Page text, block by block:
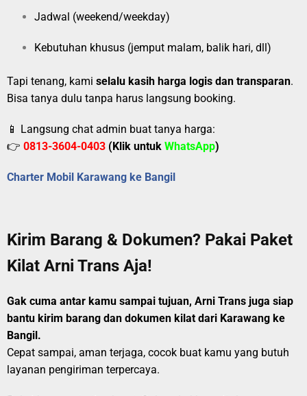
Jadwal (weekend/weekday)
Kebutuhan khusus (jemput malam, balik hari, dll)
Tapi tenang, kami selalu kasih harga logis dan transparan.
Bisa tanya dulu tanpa harus langsung booking.
📱 Langsung chat admin buat tanya harga:
👉 0813-3604-0403 (Klik untuk WhatsApp)
Charter Mobil Karawang ke Bangil
Kirim Barang & Dokumen? Pakai Paket
Kilat Arni Trans Aja!
Gak cuma antar kamu sampai tujuan, Arni Trans juga siap
bantu kirim barang dan dokumen kilat dari Karawang ke
Bangil.
Cepat sampai, aman terjaga, cocok buat kamu yang butuh
layanan pengiriman terpercaya.